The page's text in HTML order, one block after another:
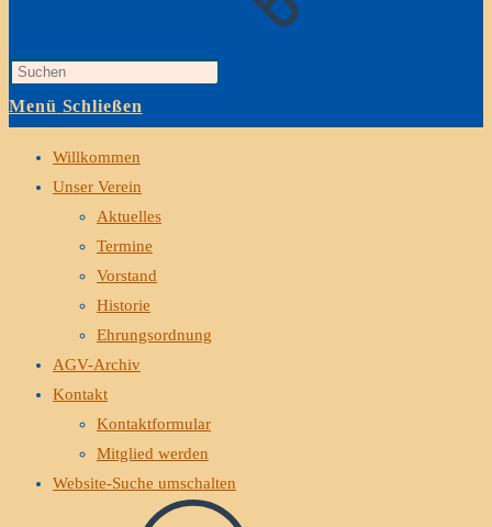
Menü Schließen
Willkommen
Unser Verein
Aktuelles
Termine
Vorstand
Historie
Ehrungsordnung
AGV-Archiv
Kontakt
Kontaktformular
Mitglied werden
Website-Suche umschalten